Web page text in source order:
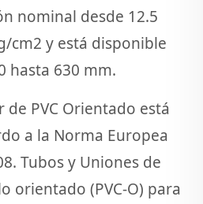
nominal desde 12.5
cm2 y está disponible
hasta 630 mm.
de PVC Orientado está
a la Norma Europea
Tubos y Uniones de
orientado (PVC-O) para